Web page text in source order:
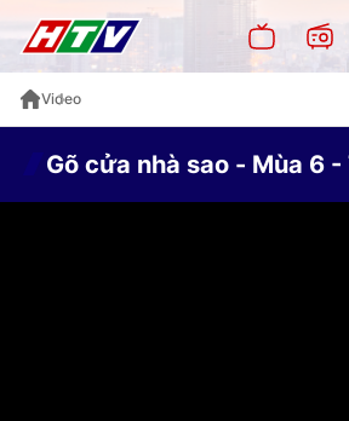
Video
Gõ cửa nhà sao - Mùa 6 -